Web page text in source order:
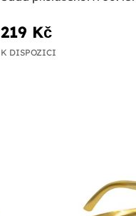
219 Kč
K DISPOZICI